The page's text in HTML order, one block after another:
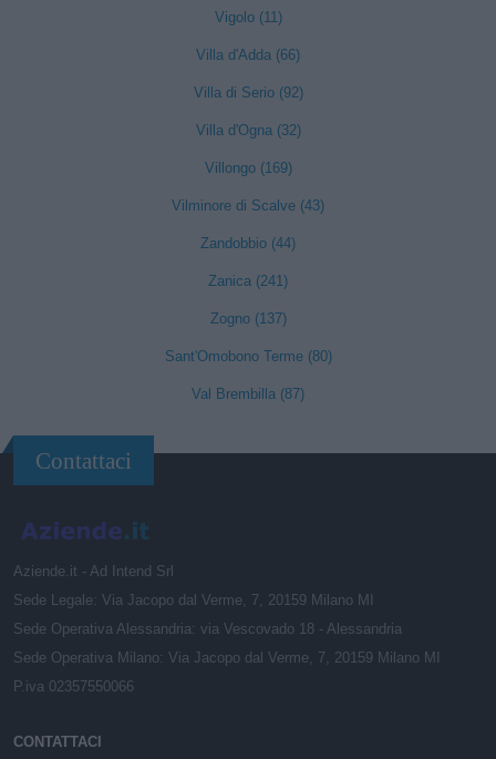
Vigolo (11)
Villa d'Adda (66)
Villa di Serio (92)
Villa d'Ogna (32)
Villongo (169)
Vilminore di Scalve (43)
Zandobbio (44)
Zanica (241)
Zogno (137)
Sant'Omobono Terme (80)
Val Brembilla (87)
Contattaci
Aziende.it - Ad Intend Srl
Sede Legale: Via Jacopo dal Verme, 7, 20159 Milano MI
Sede Operativa Alessandria: via Vescovado 18 - Alessandria
Sede Operativa Milano: Via Jacopo dal Verme, 7, 20159 Milano MI
P.iva 02357550066
CONTATTACI